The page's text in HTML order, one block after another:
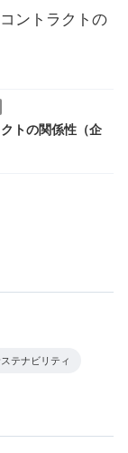
ントラクトの
トの関係性（企
テナビリティ